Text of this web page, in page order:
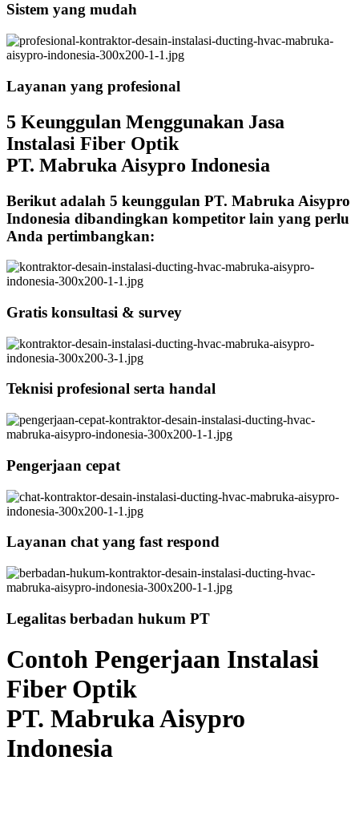
Sistem yang mudah
Layanan yang profesional
5 Keunggulan Menggunakan Jasa
Instalasi Fiber Optik
PT. Mabruka Aisypro Indonesia
Berikut adalah 5 keunggulan PT. Mabruka Aisypro
Indonesia dibandingkan kompetitor lain yang perlu
Anda pertimbangkan:
Gratis konsultasi & survey
Teknisi profesional serta handal
Pengerjaan cepat
Layanan chat yang fast respond
Legalitas berbadan hukum PT
Contoh Pengerjaan Instalasi
Fiber Optik
PT. Mabruka Aisypro
Indonesia